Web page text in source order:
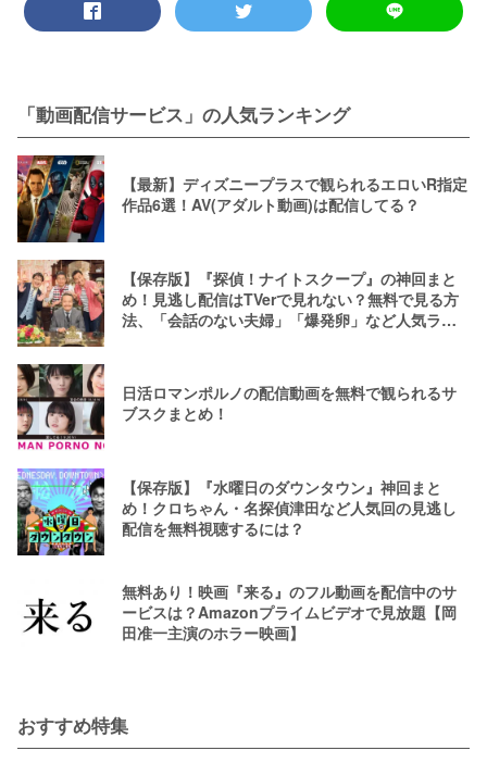
「動画配信サービス」の人気ランキング
【最新】ディズニープラスで観られるエロいR指定
作品6選！AV(アダルト動画)は配信してる？
【保存版】『探偵！ナイトスクープ』の神回まと
め！見逃し配信はTVerで見れない？無料で見る方
法、「会話のない夫婦」「爆発卵」など人気ラン
日活ロマンポルノの配信動画を無料で観られるサ
ブスクまとめ！
【保存版】『水曜日のダウンタウン』神回まと
め！クロちゃん・名探偵津田など人気回の見逃し
配信を無料視聴するには？
無料あり！映画『来る』のフル動画を配信中のサ
ービスは？Amazonプライムビデオで見放題【岡
田准一主演のホラー映画】
おすすめ特集